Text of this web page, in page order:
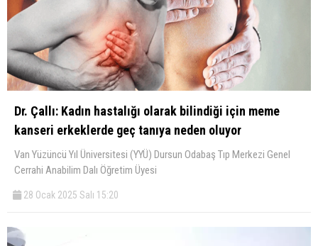
Dr. Çallı: Kadın hastalığı olarak bilindiği için meme
kanseri erkeklerde geç tanıya neden oluyor
Van Yüzüncü Yıl Üniversitesi (YYÜ) Dursun Odabaş Tıp Merkezi Genel
Cerrahi Anabilim Dalı Öğretim Üyesi
28 Ocak 2025 Salı 15:20